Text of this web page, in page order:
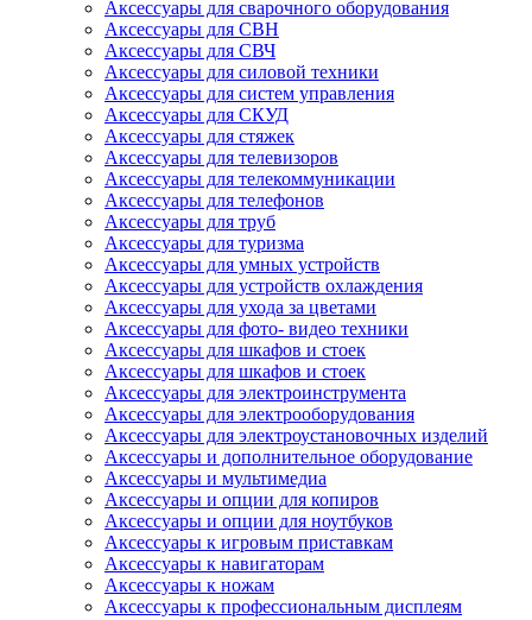
Аксессуары для сварочного оборудования
Аксессуары для СВН
Аксессуары для СВЧ
Аксессуары для силовой техники
Аксессуары для систем управления
Аксессуары для СКУД
Аксессуары для стяжек
Аксессуары для телевизоров
Аксессуары для телекоммуникации
Аксессуары для телефонов
Аксессуары для труб
Аксессуары для туризма
Аксессуары для умных устройств
Аксессуары для устройств охлаждения
Аксессуары для ухода за цветами
Аксессуары для фото- видео техники
Аксессуары для шкафов и стоек
Аксессуары для шкафов и стоек
Аксессуары для электроинструмента
Аксессуары для электрооборудования
Аксессуары для электроустановочных изделий
Аксессуары и дополнительное оборудование
Аксессуары и мультимедиа
Аксессуары и опции для копиров
Аксессуары и опции для ноутбуков
Аксессуары к игровым приставкам
Аксессуары к навигаторам
Аксессуары к ножам
Аксессуары к профессиональным дисплеям